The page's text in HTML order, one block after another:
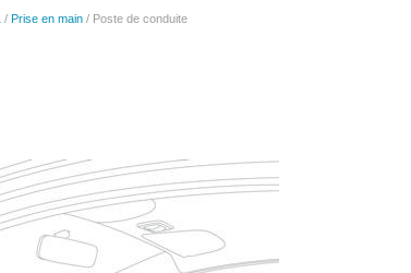
/ Prise en main / Poste de conduite